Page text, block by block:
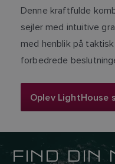
Denne kraftfulde
sejler med intuitive
med henblik på
forbedrede
Oplev LightHouse
FIND DIN